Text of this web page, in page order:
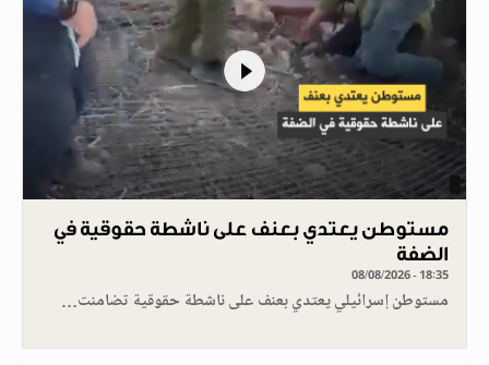
مستوطن يعتدي بعنف على ناشطة حقوقية في
الضفة
08/08/2026 - 18:35
مستوطن إسرائيلي يعتدي بعنف على ناشطة حقوقية تضامنت…